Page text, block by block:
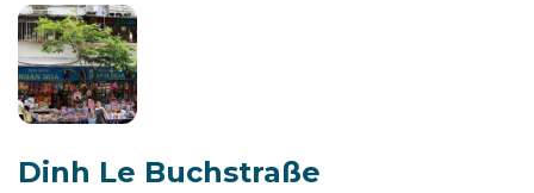
Dinh Le Buchstraße